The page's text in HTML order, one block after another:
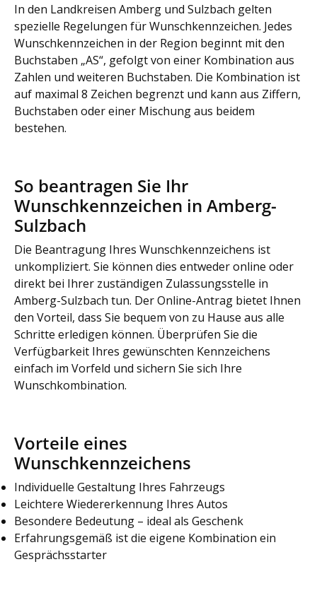
In den Landkreisen Amberg und Sulzbach gelten
spezielle Regelungen für Wunschkennzeichen. Jedes
Wunschkennzeichen in der Region beginnt mit den
Buchstaben „AS“, gefolgt von einer Kombination aus
Zahlen und weiteren Buchstaben. Die Kombination ist
auf maximal 8 Zeichen begrenzt und kann aus Ziffern,
Buchstaben oder einer Mischung aus beidem
bestehen.
So beantragen Sie Ihr
Wunschkennzeichen in Amberg-
Sulzbach
Die Beantragung Ihres Wunschkennzeichens ist
unkompliziert. Sie können dies entweder online oder
direkt bei Ihrer zuständigen Zulassungsstelle in
Amberg-Sulzbach tun. Der Online-Antrag bietet Ihnen
den Vorteil, dass Sie bequem von zu Hause aus alle
Schritte erledigen können. Überprüfen Sie die
Verfügbarkeit Ihres gewünschten Kennzeichens
einfach im Vorfeld und sichern Sie sich Ihre
Wunschkombination.
Vorteile eines
Wunschkennzeichens
Individuelle Gestaltung Ihres Fahrzeugs
Leichtere Wiedererkennung Ihres Autos
Besondere Bedeutung – ideal als Geschenk
Erfahrungsgemäß ist die eigene Kombination ein
Gesprächsstarter